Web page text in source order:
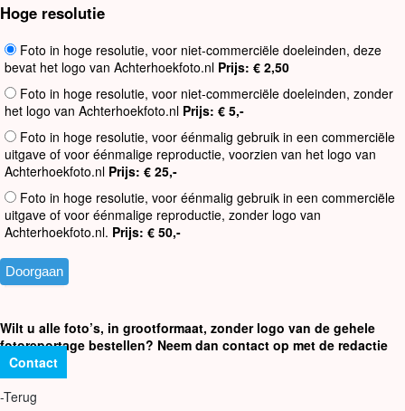
Hoge resolutie
Foto in hoge resolutie, voor niet-commerciële doeleinden, deze
bevat het logo van Achterhoekfoto.nl Prijs: € 2,50
Foto in hoge resolutie, voor niet-commerciële doeleinden, zonder
het logo van Achterhoekfoto.nl Prijs: € 5,-
Foto in hoge resolutie, voor éénmalig gebruik in een commerciële
uitgave of voor éénmalige reproductie, voorzien van het logo van
Achterhoekfoto.nl Prijs: € 25,-
Foto in hoge resolutie, voor éénmalig gebruik in een commerciële
uitgave of voor éénmalige reproductie, zonder logo van
Achterhoekfoto.nl. Prijs: € 50,-
Wilt u alle foto’s, in grootformaat, zonder logo van de gehele
fotoreportage bestellen? Neem dan contact op met de redactie
Contact
-Terug